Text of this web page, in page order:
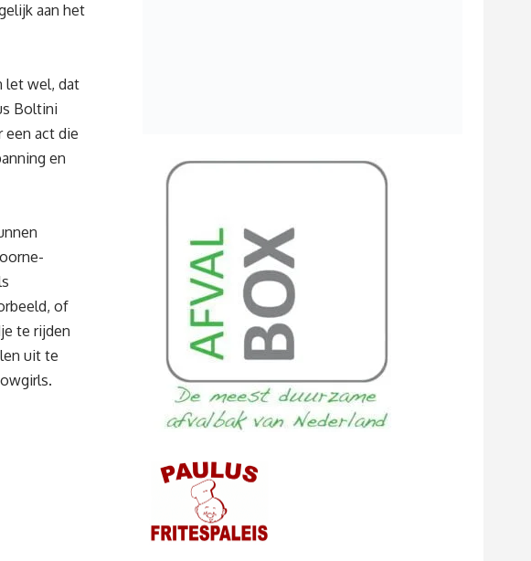
aan het
let wel, dat
Boltini
een act die
en
of
te rijden
uit te